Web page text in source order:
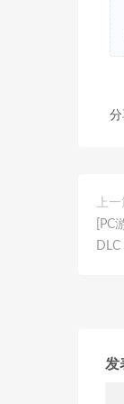
分
上
发